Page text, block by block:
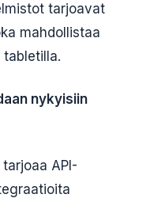
tarjoavat
mahdollistaa
nykyisiin
API-